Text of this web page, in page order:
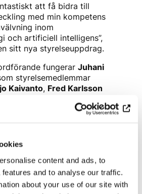
content and ads, to
and to analyse our traffic.
about your use of our site with
att få bidra till
med min kompetens
inom
och artificiell intelligens”,
sitt nya styrelseuppdrag.
fungerar Juhani
styrelsemedlemmar
Kaivanto, Fred Karlsson